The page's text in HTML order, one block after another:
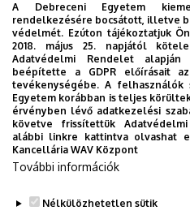
This content moved to
webpage, please visit:
Department of Engineering
(unideb.hu).
Legutóbbi frissítés: 2022. 07. 22.
A Debreceni Egyetem
rendelkezésére bocsátott, illetve
védelmét. Ezúton tájékoztatjuk
2018. május 25. napjától
Adatvédelmi Rendelet
beépítette a GDPR előírásait
tevékenységébe. A
Egyetem korábban is teljes
érvényben lévő adatkezelési
követve frissítettük
alábbi linkre kattintva olvashat
Kancellária WAV Központ
További információk
Nélkülözhetetlen sütik